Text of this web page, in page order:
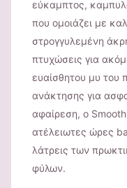
εύκαμπτος,
που ομοιάζει με
στρογγυλεμένη
πτυχώσεις για
ευαίσθητου μυ του
ανάκτησης για
αφαίρεση, ο
ατέλειωτες ώρες
λάτρεις των
φύλων.